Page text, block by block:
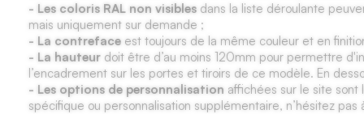
- Les coloris RAL non visibles dans la liste déroulante
mais uniquement sur demande ;
- La contreface est toujours de la même couleur et en
- La hauteur doit être d’au moins 120mm pour permettre
l’encadrement sur les portes et tiroirs de ce modèle. En
- Les options de personnalisation affichées sur le site
spécifique ou personnalisation supplémentaire, n’hésitez pas